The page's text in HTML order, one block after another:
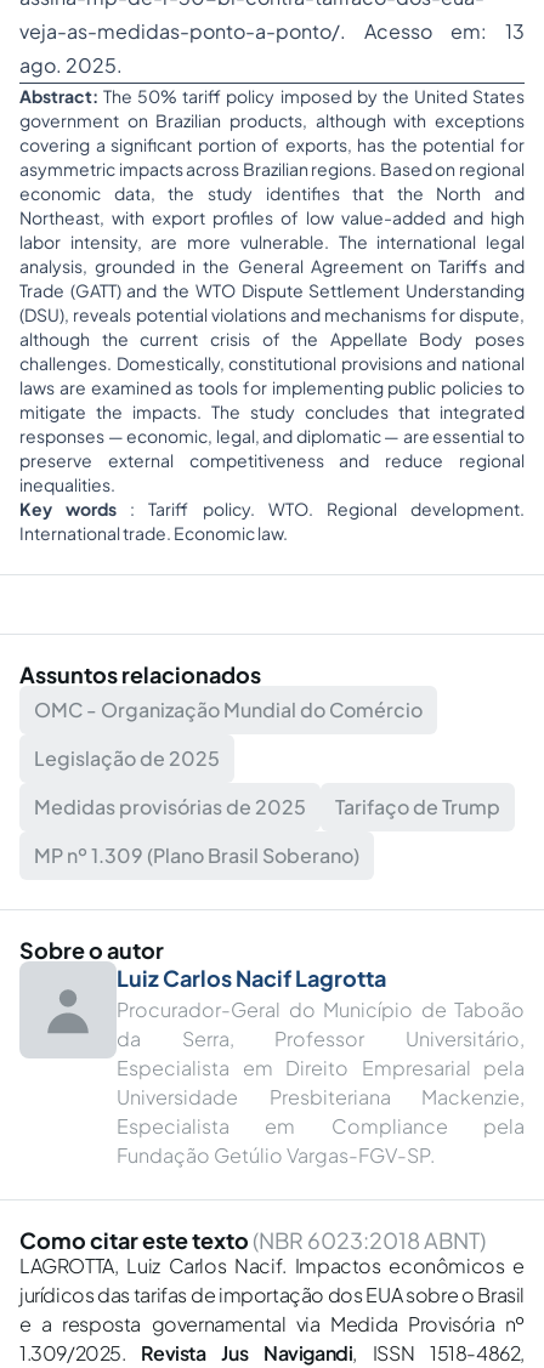
veja-as-medidas-ponto-a-ponto/. Acesso em: 13
ago. 2025.
Abstract:The 50% tariff policy imposed by the United States
government on Brazilian products, although with exceptions
covering a significant portion of exports, has the potential for
asymmetric impacts across Brazilian regions. Based on regional
economic data, the study identifies that the North and
Northeast, with export profiles of low value-added and high
labor intensity, are more vulnerable. The international legal
analysis, grounded in the General Agreement on Tariffs and
Trade (GATT) and the WTO Dispute Settlement Understanding
(DSU), reveals potential violations and mechanisms for dispute,
although the current crisis of the Appellate Body poses
challenges. Domestically, constitutional provisions and national
laws are examined as tools for implementing public policies to
mitigate the impacts. The study concludes that integrated
responses — economic, legal, and diplomatic — are essential to
preserve external competitiveness and reduce regional
inequalities.
Key words : Tariff policy. WTO. Regional development.
International trade. Economic law.
Assuntos relacionados
OMC - Organização Mundial do Comércio
Legislação de 2025
Medidas provisórias de 2025
Tarifaço de Trump
MP nº 1.309 (Plano Brasil Soberano)
Sobre o autor
Luiz Carlos Nacif Lagrotta
Procurador-Geral do Município de Taboão
da Serra, Professor Universitário,
Especialista em Direito Empresarial pela
Universidade Presbiteriana Mackenzie,
Especialista em Compliance pela
Fundação Getúlio Vargas-FGV-SP.
Como citar este texto (NBR 6023:2018 ABNT)
LAGROTTA, Luiz Carlos Nacif. Impactos econômicos e
jurídicos das tarifas de importação dos EUA sobre o Brasil
e a resposta governamental via Medida Provisória nº
1.309/2025. Revista Jus Navigandi, ISSN 1518-4862,